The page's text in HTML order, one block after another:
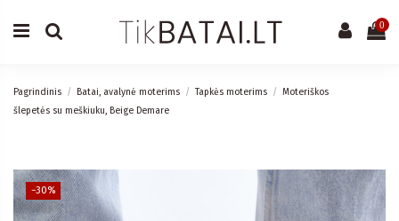
0
Pagrindinis Batai, avalynė moterims Tapkės moterims
Moteriškos
šlepetės su meškiuku, Beige Demare
−30%